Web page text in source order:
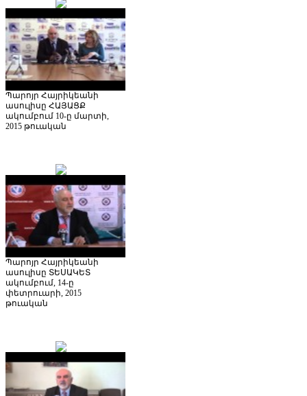
Պարոյր Հայրիկեանի
ասուլիսը ՀԱՅԱՑՔ
ակումբում 10-ը մարտի,
2015 թուական
Պարոյր Հայրիկեանի
ասուլիսը ՏԵՍԱԿԵՏ
ակումբում, 14-ը
փետրուարի, 2015
թուական